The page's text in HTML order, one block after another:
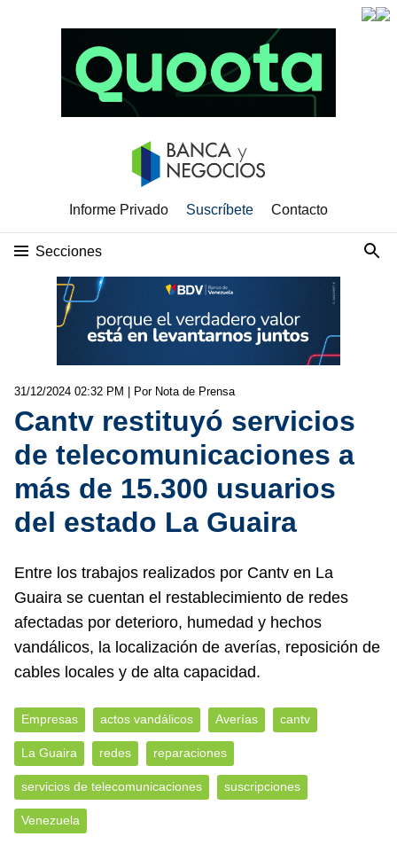
Informe Privado Suscríbete Contacto
Secciones
31/12/2024 02:32 PM | Por Nota de Prensa
Cantv restituyó servicios
de telecomunicaciones a
más de 15.300 usuarios
del estado La Guaira
Entre los trabajos realizados por Cantv en La
Guaira se cuentan el restablecimiento de redes
afectadas por deterioro, humedad y hechos
vandálicos, la localización de averías, reposición de
cables locales y de alta capacidad.
Empresas actos vandálicos Averías cantv
La Guaira redes reparaciones
servicios de telecomunicaciones suscripciones
Venezuela